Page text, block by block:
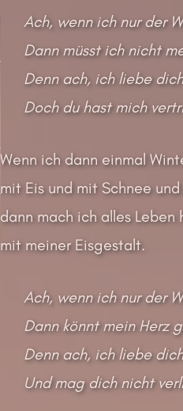
Ach, wenn ich nur der
Dann müsst ich nicht
Denn ach, ich liebe
Doch du hast mich
Wenn ich dann einmal
mit Eis und mit Schnee
dann mach ich alles Leben
mit meiner Eisgestalt.
Ach, wenn ich nur der
Dann könnt mein Herz
Denn ach, ich liebe
Und mag dich nicht